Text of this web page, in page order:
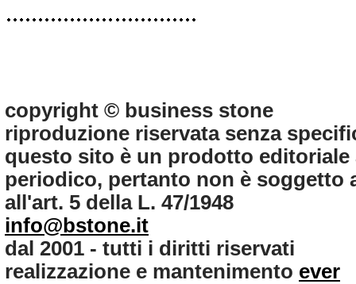
copyright © business stone
riproduzione riservata senza
questo sito è un prodotto
periodico, pertanto non è
all'art. 5 della L. 47/1948
info@bstone.it
dal 2001 - tutti i diritti riservati
realizzazione e mantenimento ever